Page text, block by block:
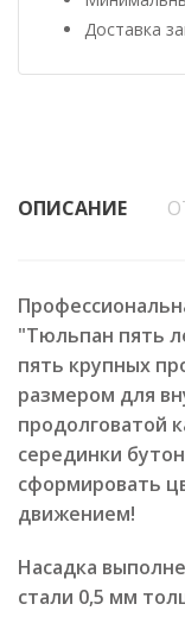
Доставка
ОПИСАНИЕ
"Тюльпан пять
пять крупных
размером для
продолговатой
серединки
сформировать
движением!
Насадка
стали 0,5 мм